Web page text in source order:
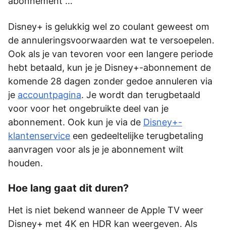
Disney+ is gelukkig wel zo coulant geweest om
de annuleringsvoorwaarden wat te versoepelen.
Ook als je van tevoren voor een langere periode
hebt betaald, kun je je Disney+-abonnement de
komende 28 dagen zonder gedoe annuleren via
je accountpagina. Je wordt dan terugbetaald
voor voor het ongebruikte deel van je
abonnement. Ook kun je via de Disney+-
klantenservice een gedeeltelijke terugbetaling
aanvragen voor als je je abonnement wilt
houden.
Hoe lang gaat dit duren?
Het is niet bekend wanneer de Apple TV weer
Disney+ met 4K en HDR kan weergeven. Als